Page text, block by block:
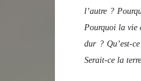
l’autre ?
Pourquoi la vie
dur ? Qu’est-
Serait-ce la